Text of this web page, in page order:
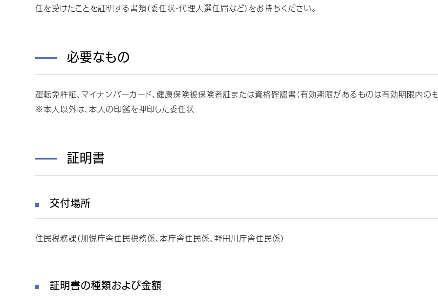
任を受けたことを証明する書類（委任状・代理人選任届など）をお持ちください。
必要なもの
運転免許証、マイナンバーカード、健康保険被保険者証または資格確認書（有効期限があるものは有効期限内の
※本人以外は、本人の印鑑を押印した委任状
証明書
交付場所
住民税務課（加悦庁舎住民税務係、本庁舎住民係、野田川庁舎住民係）
証明書の種類および金額